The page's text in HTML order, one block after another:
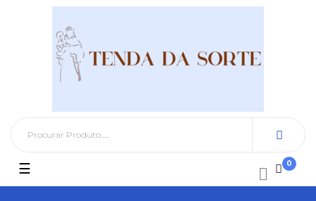
0

Toggle
navigation
☰